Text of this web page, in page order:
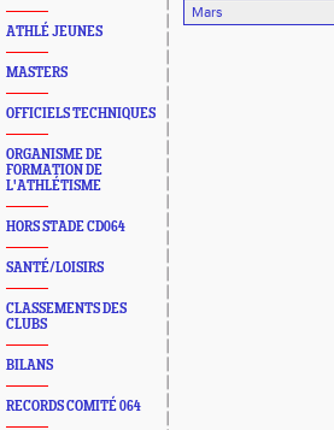
ATHLÉ JEUNES
MASTERS
OFFICIELS TECHNIQUES
ORGANISME DE
FORMATION DE
L'ATHLÉTISME
HORS STADE CD064
SANTÉ/LOISIRS
CLASSEMENTS DES
CLUBS
BILANS
RECORDS COMITÉ 064